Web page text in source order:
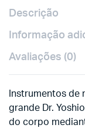
Descrição
Informação
Avaliações (0)
Instrumentos de
grande Dr.
do corpo